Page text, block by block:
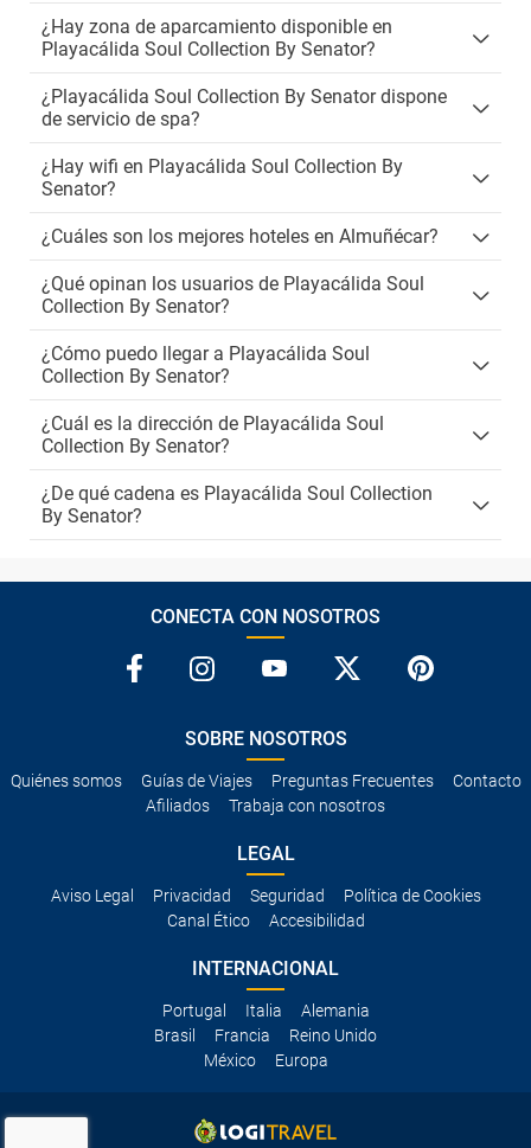
¿Hay zona de aparcamiento disponible en
Playacálida Soul Collection By Senator?
¿Playacálida Soul Collection By Senator dispone
de servicio de spa?
¿Hay wifi en Playacálida Soul Collection By
Senator?
¿Cuáles son los mejores hoteles en Almuñécar?
¿Qué opinan los usuarios de Playacálida Soul
Collection By Senator?
¿Cómo puedo llegar a Playacálida Soul
Collection By Senator?
¿Cuál es la dirección de Playacálida Soul
Collection By Senator?
¿De qué cadena es Playacálida Soul Collection
By Senator?
CONECTA CON NOSOTROS
SOBRE NOSOTROS
Quiénes somos Guías de Viajes Preguntas Frecuentes
Contacto
Afiliados
Trabaja con nosotros
LEGAL
Aviso Legal Privacidad Seguridad
Política de Cookies
Canal Ético
Accesibilidad
INTERNACIONAL
Portugal Italia
Alemania
Brasil
Francia
Reino Unido
México
Europa